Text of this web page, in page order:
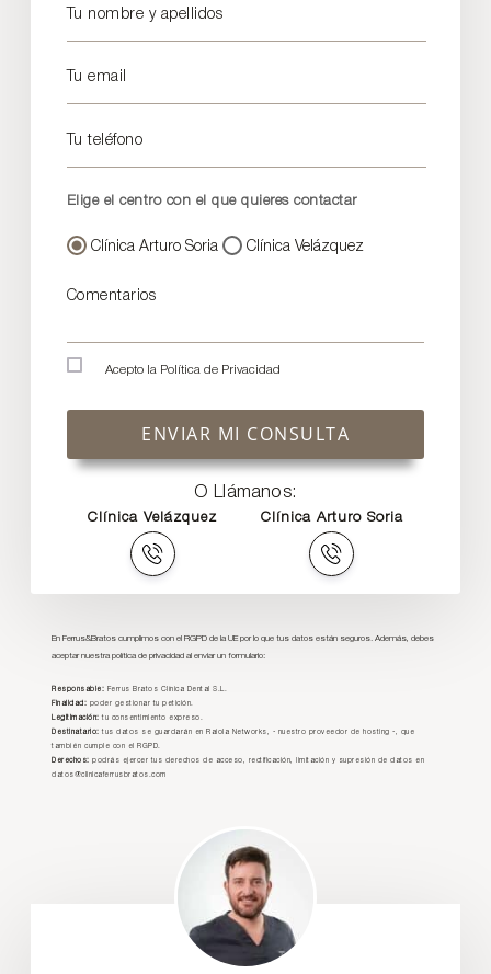
Tu nombre y apellidos
Tu email
Tu teléfono
Elige el centro con el que quieres contactar
Clínica Arturo Soria Clínica Velázquez
Comentarios
Acepto la Política de Privacidad
ENVIAR MI CONSULTA
O Llámanos:
Clínica Velázquez Clínica Arturo Soria
En Ferrus&Bratos cumplimos con el RGPD de la UE por lo que tus datos están seguros. Además, debes
aceptar nuestra política de privacidad al enviar un formulario:
Responsable: Ferrus Bratos Clínica Dental S.L.
Finalidad: poder gestionar tu petición.
Legitimación: tu consentimiento expreso.
Destinatario: tus datos se guardarán en Raiola Networks, - nuestro proveedor de hosting -, que
también cumple con el RGPD.
Derechos: podrás ejercer tus derechos de acceso, rectificación, limitación y supresión de datos en
datos@clinicaferrusbratos.com